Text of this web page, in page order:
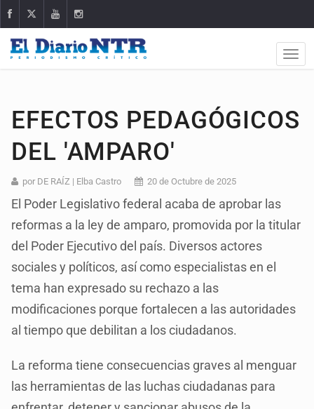
EFECTOS PEDAGÓGICOS
DEL 'AMPARO'
por DE RAÍZ | Elba Castro 20 de Octubre de 2025
El Poder Legislativo federal acaba de aprobar las
reformas a la ley de amparo, promovida por la titular
del Poder Ejecutivo del país. Diversos actores
sociales y políticos, así como especialistas en el
tema han expresado su rechazo a las
modificaciones porque fortalecen a las autoridades
al tiempo que debilitan a los ciudadanos.
La reforma tiene consecuencias graves al menguar
las herramientas de las luchas ciudadanas para